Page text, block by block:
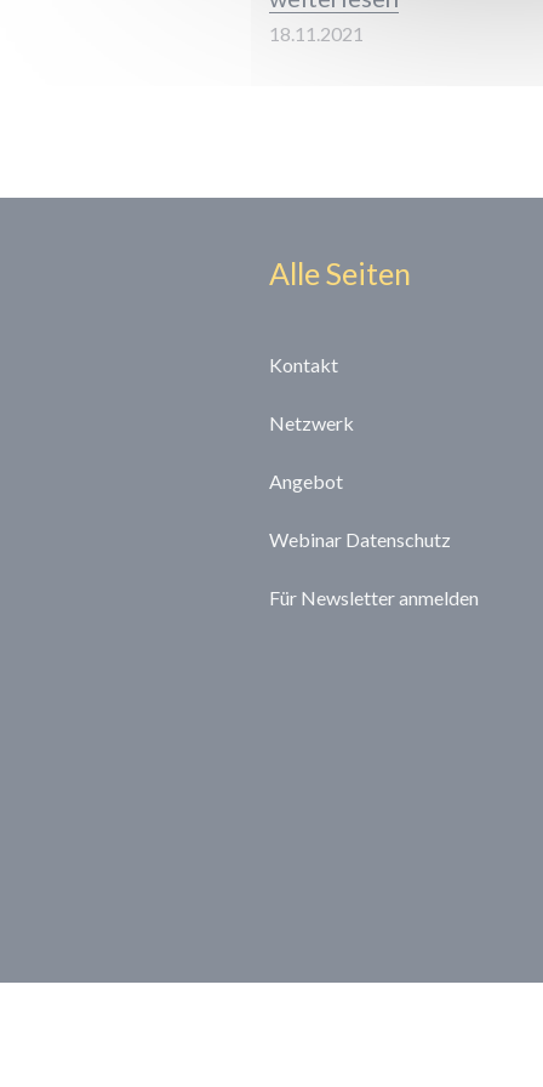
18.11.2021
Alle Seiten
Kontakt
Netzwerk
Angebot
Webinar Datenschutz
Für Newsletter anmelden